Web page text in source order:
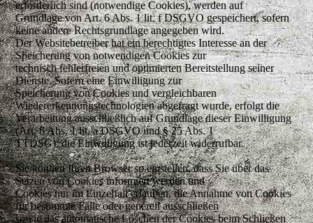
erforderlich sind (notwendige Cookies), werden auf
Grundlage von Art. 6 Abs. 1 lit. f DSGVO gespeichert, sofern
keine andere Rechtsgrundlage angegeben wird.
Der Websitebetreiber hat ein berechtigtes Interesse an der
Speicherung von notwendigen Cookies zur
technisch fehlerfreien und optimierten Bereitstellung seiner
Dienste. Sofern eine Einwilligung zur
Speicherung von Cookies und vergleichbaren
Wiedererkennungstechnologien abgefragt wurde, erfolgt die
Verarbeitung ausschließlich auf Grundlage dieser Einwilligung
(Art. 6 Abs. 1 lit. a DSGVO und § 25 Abs. 1
TTDSG); die Einwilligung ist jederzeit widerrufbar.
Sie können Ihren Browser so einstellen, dass Sie über das
Setzen von Cookies informiert werden und
Cookies nur im Einzelfall erlauben, die Annahme von Cookies
für bestimmte Fälle oder generell ausschließen
sowie das automatische Löschen der Cookies beim Schließen